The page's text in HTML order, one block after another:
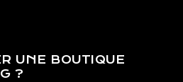
UNE BOUTIQUE
?